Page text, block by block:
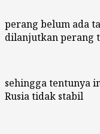
perang belum ada
dilanjutkan perang
sehingga tentunya
Rusia tidak stabil